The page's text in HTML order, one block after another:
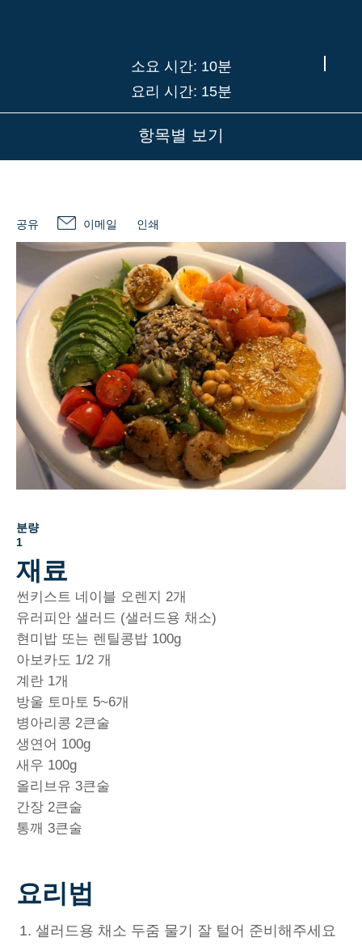
소요 시간: 10분
요리 시간: 15분
공유 이메일 인쇄
분량
1
재료
썬키스트 네이블 오렌지 2개
유러피안 샐러드 (샐러드용 채소)
현미밥 또는 렌틸콩밥 100g
아보카도 1/2 개
계란 1개
방울 토마토 5~6개
병아리콩 2큰술
생연어 100g
새우 100g
올리브유 3큰술
간장 2큰술
통깨 3큰술
요리법
샐러드용 채소 두줌 물기 잘 털어 준비해주세요
항목별 보기